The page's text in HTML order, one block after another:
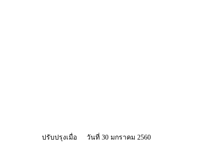
ปรับปรุงเมื่อ วันที่ 30 มกราคม 2560